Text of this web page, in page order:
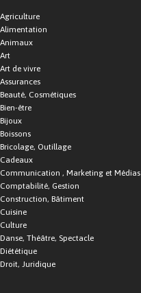
Agriculture
Alimentation
Animaux
Art
Art de vivre
Assurances
Beauté, Cosmétiques
Bien-être
Bijoux
Boissons
Bricolage, Outillage
Cadeaux
Communication , Marketing et Médias
Comptabilité, Gestion
Construction, Bâtiment
Cuisine
Culture
Danse, Théâtre, Spectacle
Diététique
Droit, Juridique